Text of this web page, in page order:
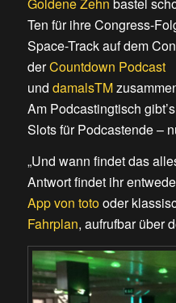
Ten für ihre Congress-
Space-Track auf dem
derCountdown Podcast
und damalsTM
Am Podcastingtisch
Slots für Podcastende –
„Und wann findet das
Antwort findet ihr
App von totooder
Fahrplan, aufrufbar über